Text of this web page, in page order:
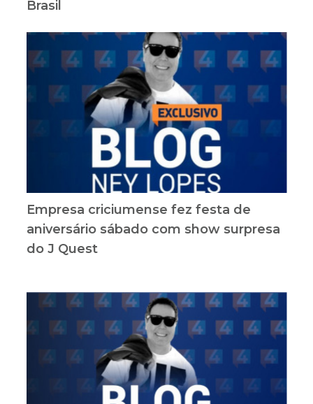
Brasil
Empresa criciumense fez festa de
aniversário sábado com show surpresa
do J Quest